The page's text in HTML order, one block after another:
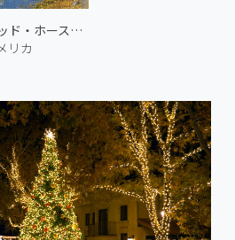
デッド・ホース・ランチ州立公園 1
リカ